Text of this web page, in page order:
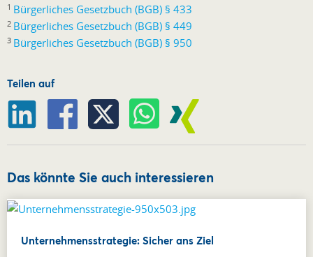
1 Bürgerliches Gesetzbuch (BGB) § 433
2 Bürgerliches Gesetzbuch (BGB) § 449
3 Bürgerliches Gesetzbuch (BGB) § 950
Teilen auf
Das könnte Sie auch interessieren
Unternehmensstrategie: Sicher ans Ziel